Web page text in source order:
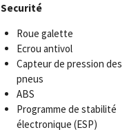
Securité
Roue galette
Ecrou antivol
Capteur de pression des
pneus
ABS
Programme de stabilité
électronique (ESP)